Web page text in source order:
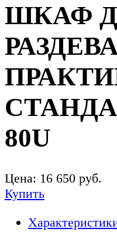
ШКАФ
80U
Цена: 16 650 руб.
Купить